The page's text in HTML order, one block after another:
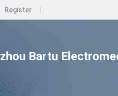
Register
Bartu